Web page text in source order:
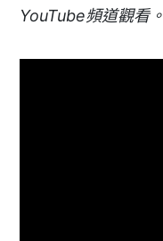
YouTube頻道觀看。